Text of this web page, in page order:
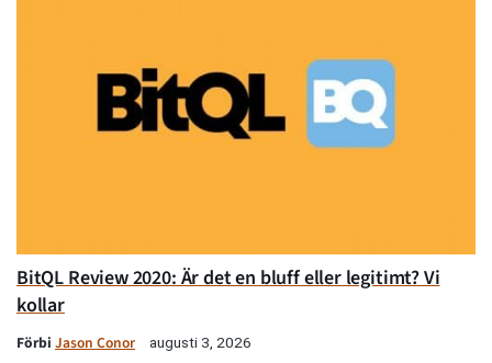
BitQL Review 2020: Är det en bluff eller legitimt? Vi
kollar
Förbi Jason Conor augusti 3, 2026